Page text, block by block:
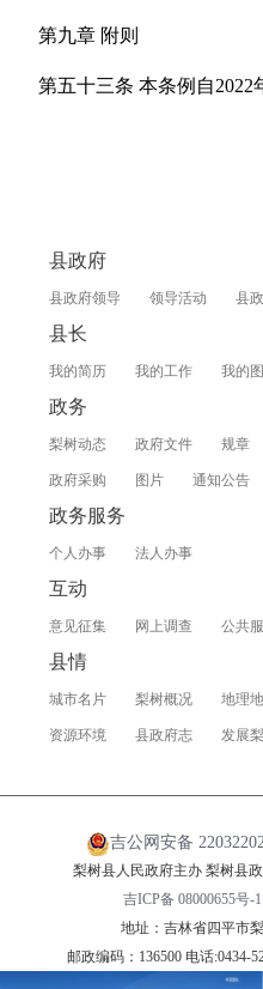
第九章 附则
第五十三条 本条例自2022年
县政府
县政府领导 领导活动 县
县长
我的简历 我的工作 我的
政务
梨树动态 政府文件 规章
政府采购 图片 通知公告
政务服务
个人办事 法人办事
互动
意见征集 网上调查 公共
县情
城市名片 梨树概况 地理
资源环境 县政府志 发展
吉公网安备
梨树县人民政府主办 梨树县
吉ICP备 08000655号-1
地址：吉林省四平市
邮政编码：136500 电话:0434-